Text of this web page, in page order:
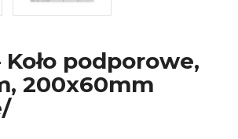
Koło podporowe,
200x60mm